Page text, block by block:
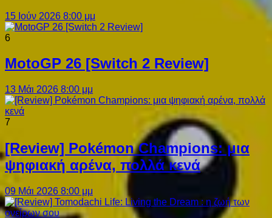
15 Ιούν 2026 8:00 μμ
6
MotoGP 26 [Switch 2 Review]
13 Μάι 2026 8:00 μμ
7
[Review] Pokémon Champions: μια
ψηφιακή αρένα, πολλά κενά
09 Μάι 2026 8:00 μμ